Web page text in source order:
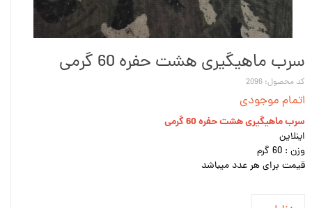
سرب ماهیگیری هشت حفره 60 گرمی
کد محصول: 2096
اتمام موجودی
سرب ماهیگیری هشت حفره 60 گرمی
اینلاین
وزن : 60 گرم
قیمت برای هر عدد میباشد